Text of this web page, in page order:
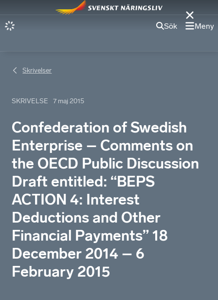
Sök Meny
Skrivelser
SKRIVELSE 7 maj 2015
Confederation of Swedish
Enterprise – Comments on
the OECD Public Discussion
Draft entitled: “BEPS
ACTION 4: Interest
Deductions and Other
Financial Payments” 18
December 2014 – 6
February 2015